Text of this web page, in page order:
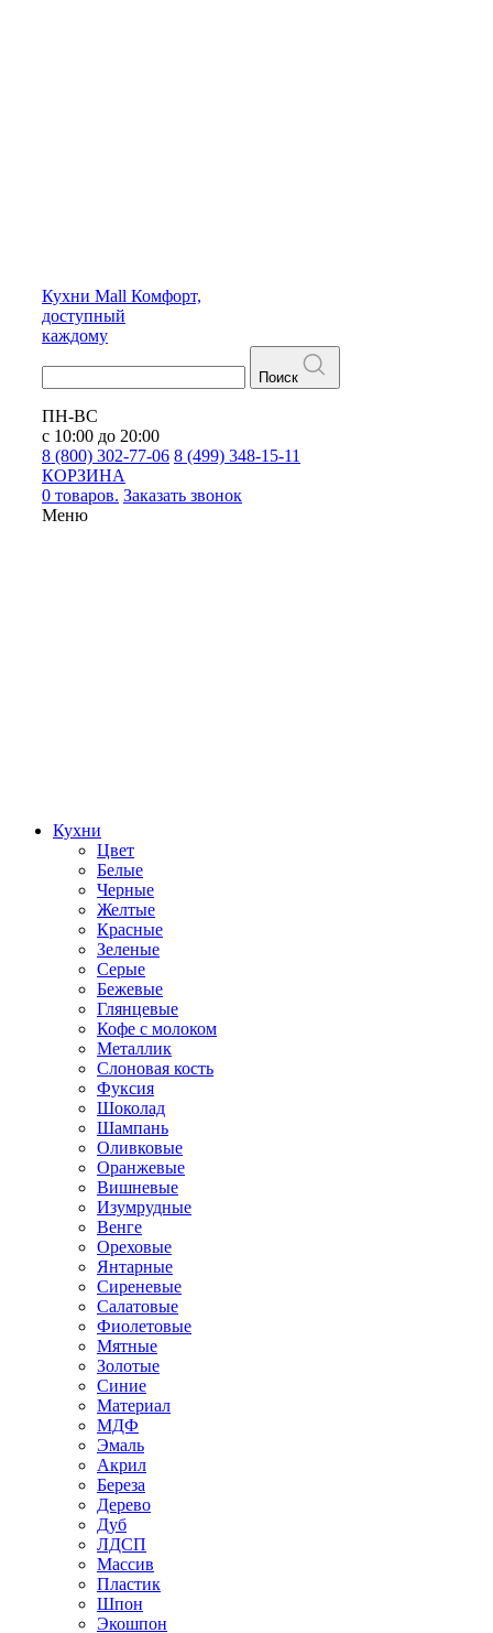
Кухни Mall Комфорт,
доступный
каждому
Поиск
ПН-ВС
с 10:00 до 20:00
8 (800) 302-77-06 8 (499) 348-15-11
КОРЗИНА
0 товаров. Заказать звонок
Меню
Кухни
Цвет
Белые
Черные
Желтые
Красные
Зеленые
Серые
Бежевые
Глянцевые
Кофе с молоком
Металлик
Слоновая кость
Фуксия
Шоколад
Шампань
Оливковые
Оранжевые
Вишневые
Изумрудные
Венге
Ореховые
Янтарные
Сиреневые
Салатовые
Фиолетовые
Мятные
Золотые
Синие
Материал
МДФ
Эмаль
Акрил
Береза
Дерево
Дуб
ЛДСП
Массив
Пластик
Шпон
Экошпон